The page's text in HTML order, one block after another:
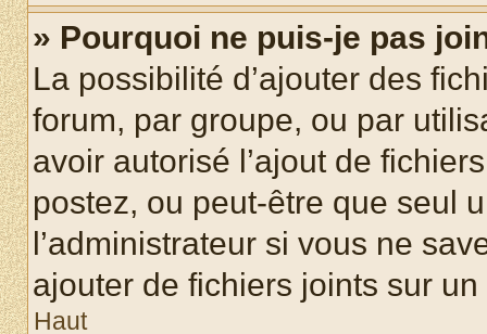
» Pourquoi ne puis-je pas
La possibilité d’ajouter des
forum, par groupe, ou par
avoir autorisé l’ajout de
postez, ou peut-être que seul
l’administrateur si vous ne
ajouter de fichiers joints sur un
Haut